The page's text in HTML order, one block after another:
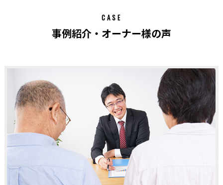
CASE
事例紹介・オーナー様の声